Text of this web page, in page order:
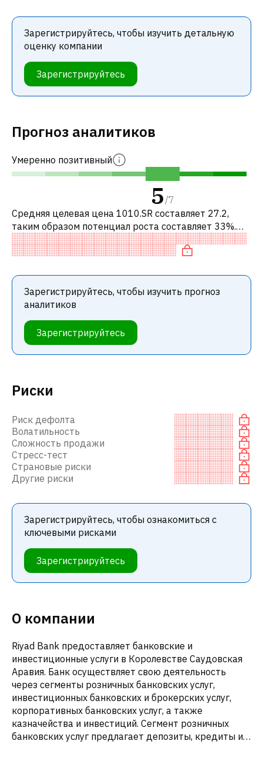
Риски
Риск дефолта
Волатильность
Сложность продажи
Стресс-тест
Страновые риски
Другие риски
Зарегистрируйтесь, чтобы ознакомиться с
ключевыми рисками
Зарегистрируйтесь
О компании
Riyad Bank предоставляет банковские и
инвестиционные услуги в Королевстве Саудовская
Аравия. Банк осуществляет свою деятельность
через сегменты розничных банковских услуг,
инвестиционных банковских и брокерских услуг,
корпоративных банковских услуг, а также
казначейства и инвестиций. Сегмент розничных
банковских услуг предлагает депозиты, кредиты и
Зарегистрируйтесь, чтобы изучить детальную
оценку компании
Зарегистрируйтесь
Прогноз аналитиков
Умеренно позитивный
5 /7
Средняя целевая цена 1010.SR составляет 27.2,
таким образом потенциал роста составляет 33%.
Обычно это означает рекомендацию «ПОКУПАТЬ»
среди инвестиционных компаний или
Зарегистрируйтесь, чтобы изучить прогноз
аналитиков
Зарегистрируйтесь